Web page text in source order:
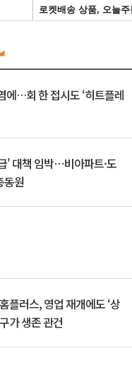
에…회 한 접시도 ‘히트플레
' 대책 임박⋯비아파트·도
동원
플러스, 영업 재개에도 ‘상
가 생존 관건